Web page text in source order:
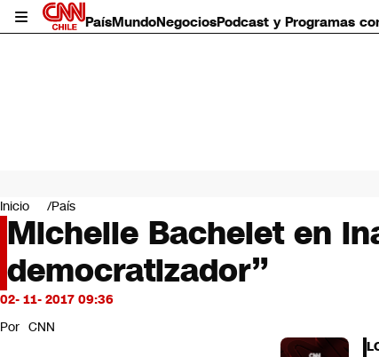
PaísMundoNegociosPodcast y Programas
Mundo
Negocios
Deportes
Programas completos
Cultura
Servicios
Bits
CNN Data
Inicio País
Michelle Bachelet en
democratizador”
02- 11- 2017 09:36
Por CNN